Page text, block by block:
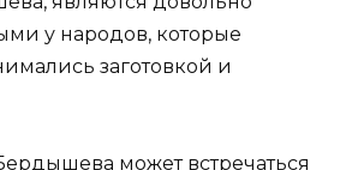
у народов, которые
заготовкой и
может встречаться